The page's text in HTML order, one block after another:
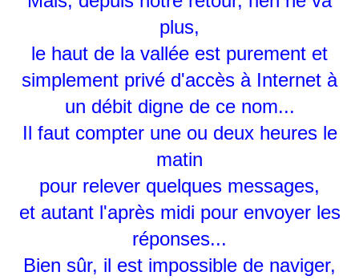
plus,
le haut de la vallée est purement et
simplement privé d'accès à Internet à
un débit digne de ce nom...
Il faut compter une ou deux heures le
matin
pour relever quelques messages,
et autant l'après midi pour envoyer les
réponses...
Bien sûr, il est impossible de naviger,